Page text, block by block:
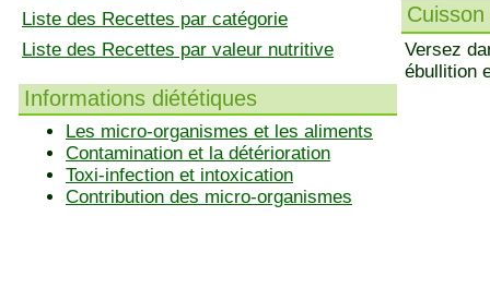
Liste des Recettes par catégorie
Liste des Recettes par valeur nutritive
Informations diététiques
Les micro-organismes et les aliments
Contamination et la détérioration
Toxi-infection et intoxication
Contribution des micro-organismes
Cuisson
Versez
ébullition